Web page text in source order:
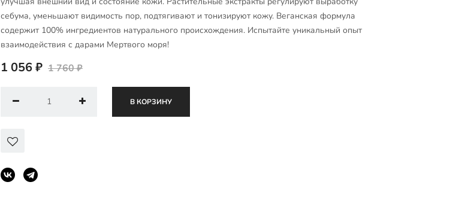
себума, уменьшают видимость пор, подтягивают и тонизируют кожу. Веганская формула
содержит 100% ингредиентов натурального происхождения. Испытайте уникальный опыт
взаимодействия с дарами Мертвого моря!
1 056 ₽ 1 760 ₽
В КОРЗИНУ